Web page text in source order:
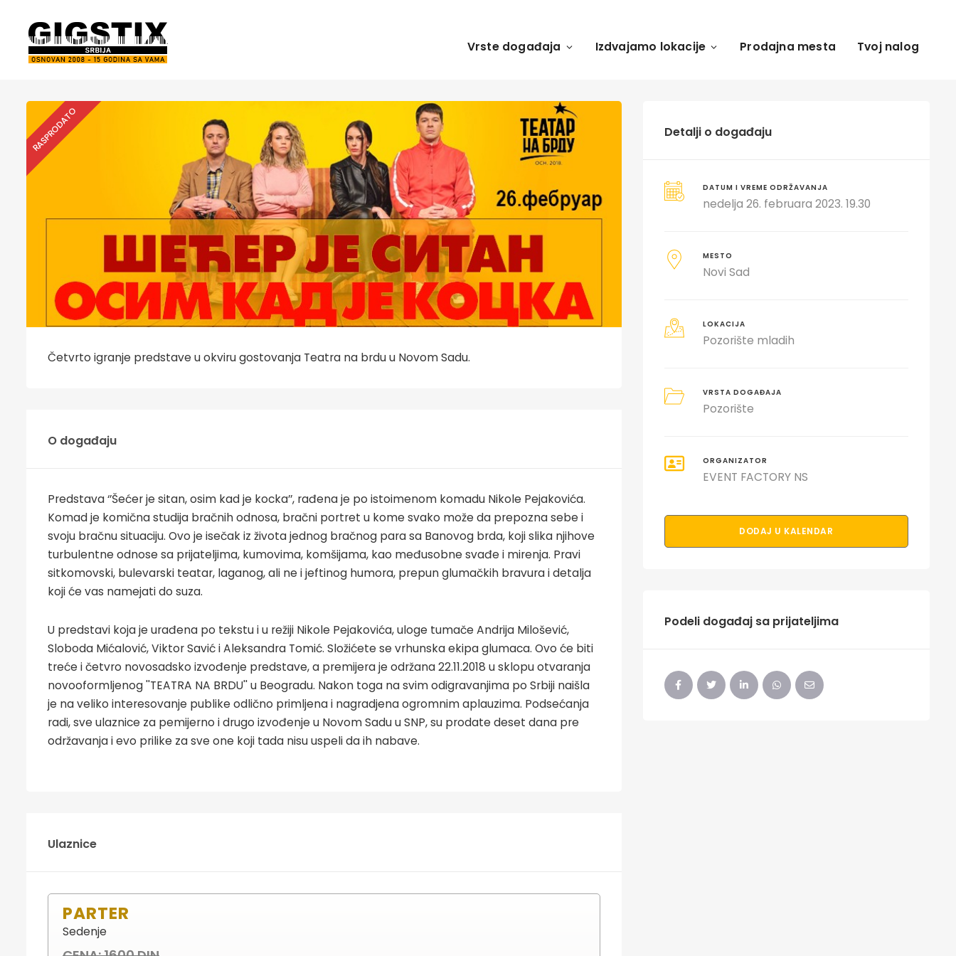
Vrste događaja Izdvajamo lokacije Prodajna mesta Tvoj nalog
RASPRODATO
Četvrto igranje predstave u okviru gostovanja Teatra na brdu u Novom Sadu.
O događaju
Predstava ‘’Šećer je sitan, osim kad je kocka’’, rađena je po istoimenom komadu Nikole Pejakovića.
Komad je komična studija bračnih odnosa, bračni portret u kome svako može da prepozna sebe i
svoju bračnu situaciju. Ovo je isečak iz života jednog bračnog para sa Banovog brda, koji slika njihove
turbulentne odnose sa prijateljima, kumovima, komšijama, kao međusobne svađe i mirenja. Pravi
sitkomovski, bulevarski teatar, laganog, ali ne i jeftinog humora, prepun glumačkih bravura i detalja
koji će vas namejati do suza.
U predstavi koja je urađena po tekstu i u režiji Nikole Pejakovića, uloge tumače Andrija Milošević,
Sloboda Mićalović, Viktor Savić i Aleksandra Tomić. Složićete se vrhunska ekipa glumaca. Ovo će biti
treće i četvro novosadsko izvođenje predstave, a premijera je održana 22.11.2018 u sklopu otvaranja
novooformljenog ''TEATRA NA BRDU'' u Beogradu. Nakon toga na svim odigravanjima po Srbiji naišla
je na veliko interesovanje publike odlično primljena i nagradjena ogromnim aplauzima. Podsećanja
radi, sve ulaznice za pemijerno i drugo izvođenje u Novom Sadu u SNP, su prodate deset dana pre
održavanja i evo prilike za sve one koji tada nisu uspeli da ih nabave.
Ulaznice
PARTER
Sedenje
Detalji o događaju
DATUM I VREME ODRŽAVANJA
nedelja 26. februara 2023. 19.30
MESTO
Novi Sad
LOKACIJA
Pozorište mladih
VRSTA DOGAĐAJA
Pozorište
ORGANIZATOR
EVENT FACTORY NS
DODAJ U KALENDAR
Podeli događaj sa prijateljima